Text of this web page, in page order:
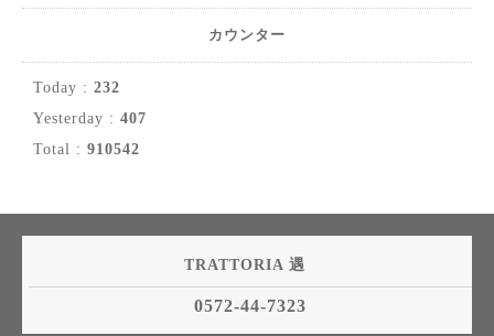
カウンター
Today : 232
Yesterday : 407
Total : 910542
TRATTORIA 遇
0572-44-7323